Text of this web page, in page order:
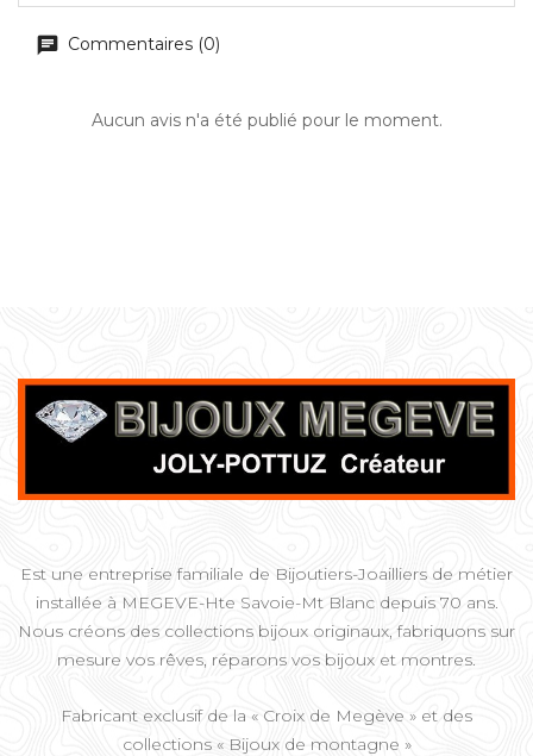
Commentaires (0)
Aucun avis n'a été publié pour le moment.
Est une entreprise familiale de Bijoutiers-Joailliers de métier
installée à MEGEVE-Hte Savoie-Mt Blanc depuis 70 ans.
Nous créons des collections bijoux originaux, fabriquons sur
mesure vos rêves, réparons vos bijoux et montres.
Fabricant exclusif de la « Croix de Megève » et des
collections « Bijoux de montagne »